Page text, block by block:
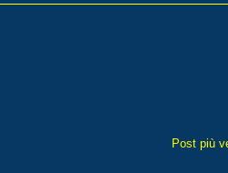
Post più